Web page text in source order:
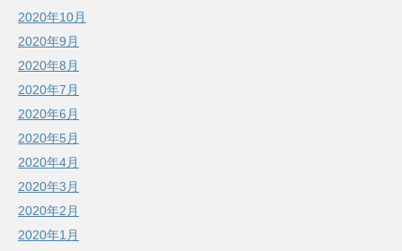
2020年10月
2020年9月
2020年8月
2020年7月
2020年6月
2020年5月
2020年4月
2020年3月
2020年2月
2020年1月